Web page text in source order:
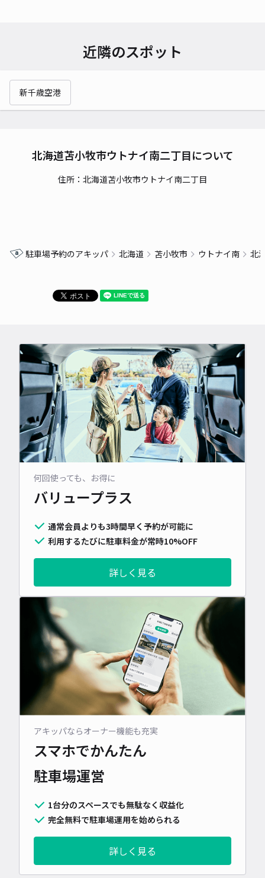
近隣のスポット
新千歳空港
北海道苫小牧市ウトナイ南二丁目について
住所：北海道苫小牧市ウトナイ南二丁目
駐車場予約のアキッパ 北海道 苫小牧市 ウトナイ南 北
何回使っても、お得に
バリュープラス
通常会員よりも3時間早く予約が可能に
利用するたびに駐車料金が常時10%OFF
詳しく見る
アキッパならオーナー機能も充実
スマホでかんたん
駐車場運営
1台分のスペースでも無駄なく収益化
完全無料で駐車場運用を始められる
詳しく見る